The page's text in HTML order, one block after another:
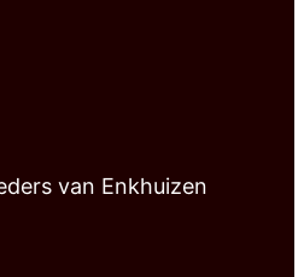
van Enkhuizen